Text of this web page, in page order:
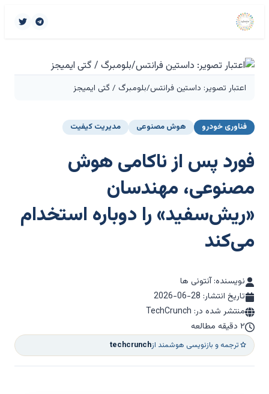
اعتبار تصویر: داستین فرانتس/بلومبرگ / گتی ایمیجز
فناوری خودرو هوش مصنوعی مدیریت کیفیت
فورد پس از ناکامی هوش
مصنوعی، مهندسان
«ریش‌سفید» را دوباره استخدام
می‌کند
نویسنده: آنتونی ها
تاریخ انتشار: 2026-06-28
منتشر شده در: TechCrunch
۲ دقیقه مطالعه
ترجمه و بازنویسی هوشمند ازtechcrunch